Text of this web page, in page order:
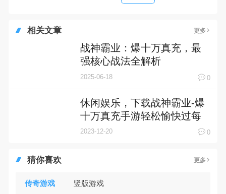
相关文章 更多
战神霸业：爆十万真充，最
强核心战法全解析
2025-06-18 0
休闲娱乐，下载战神霸业-爆
十万真充手游轻松愉快过每
一天！
2023-12-20 0
猜你喜欢 更多
传奇游戏 竖版游戏